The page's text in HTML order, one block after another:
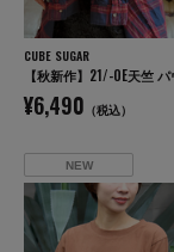
CUBE SUGAR
¥6,490 （税込）
NEW